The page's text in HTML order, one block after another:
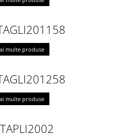
multe produse
multe produse